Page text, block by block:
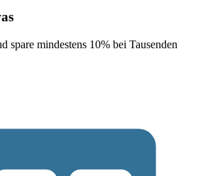
spare mindestens 10% bei Tausenden